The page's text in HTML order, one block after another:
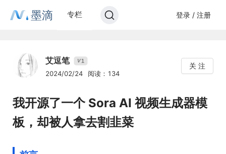
墨滴 专栏 登录 / 注册
艾逗笔 V1
2024/02/24 阅读：134
关 注
我开源了一个 Sora AI 视频生成器模
板，却被人拿去割韭菜